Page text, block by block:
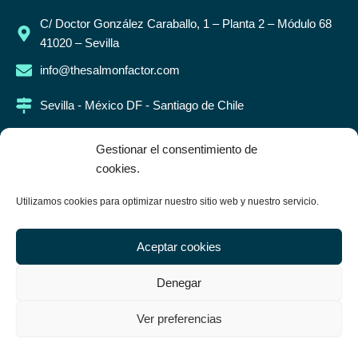
Gestionar el consentimiento de
cookies.
Utilizamos cookies para optimizar nuestro sitio web y nuestro servicio.
Aceptar cookies
Denegar
Ver preferencias
C/ Doctor González Caraballo, 1 – Planta 2 – Módulo 68
41020 – Sevilla
info@thesalmonfactor.com
Sevilla - México DF - Santiago de Chile
Legal
Política de privacidad
Política de cookies
Síguenos en